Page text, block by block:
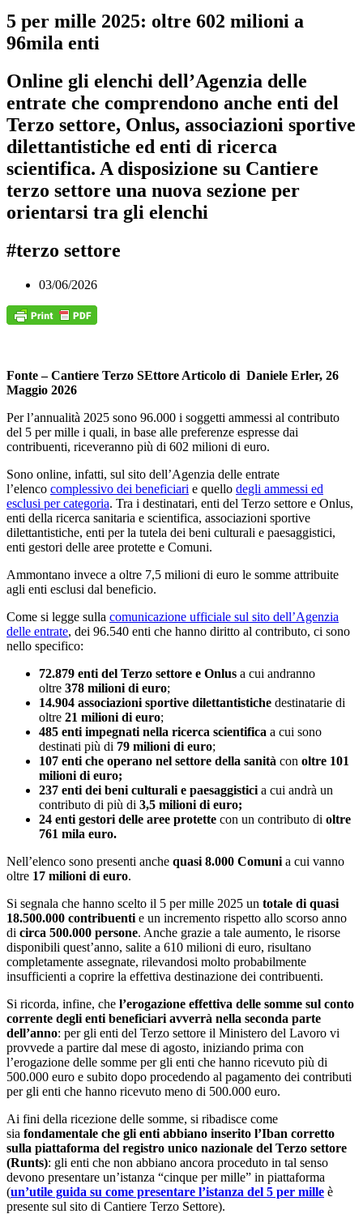
5 per mille 2025: oltre 602 milioni a
96mila enti
Online gli elenchi dell’Agenzia delle
entrate che comprendono anche enti del
Terzo settore, Onlus, associazioni sportive
dilettantistiche ed enti di ricerca
scientifica. A disposizione su Cantiere
terzo settore una nuova sezione per
orientarsi tra gli elenchi
#terzo settore
03/06/2026
Fonte – Cantiere Terzo SEttore Articolo di Daniele Erler, 26
Maggio 2026
Per l’annualità 2025 sono 96.000 i soggetti ammessi al contributo
del 5 per mille i quali, in base alle preferenze espresse dai
contribuenti, riceveranno più di 602 milioni di euro.
Sono online, infatti, sul sito dell’Agenzia delle entrate
l’elenco complessivo dei beneficiari e quello degli ammessi ed
esclusi per categoria. Tra i destinatari, enti del Terzo settore e Onlus,
enti della ricerca sanitaria e scientifica, associazioni sportive
dilettantistiche, enti per la tutela dei beni culturali e paesaggistici,
enti gestori delle aree protette e Comuni.
Ammontano invece a oltre 7,5 milioni di euro le somme attribuite
agli enti esclusi dal beneficio.
Come si legge sulla comunicazione ufficiale sul sito dell’Agenzia
delle entrate, dei 96.540 enti che hanno diritto al contributo, ci sono
nello specifico:
72.879 enti del Terzo settore e Onlus a cui andranno
oltre 378 milioni di euro;
14.904 associazioni sportive dilettantistiche destinatarie di
oltre 21 milioni di euro;
485 enti impegnati nella ricerca scientifica a cui sono
destinati più di 79 milioni di euro;
107 enti che operano nel settore della sanità con oltre 101
milioni di euro;
237 enti dei beni culturali e paesaggistici a cui andrà un
contributo di più di 3,5 milioni di euro;
24 enti gestori delle aree protette con un contributo di oltre
761 mila euro.
Nell’elenco sono presenti anche quasi 8.000 Comuni a cui vanno
oltre 17 milioni di euro.
Si segnala che hanno scelto il 5 per mille 2025 un totale di quasi
18.500.000 contribuenti e un incremento rispetto allo scorso anno
di circa 500.000 persone. Anche grazie a tale aumento, le risorse
disponibili quest’anno, salite a 610 milioni di euro, risultano
completamente assegnate, rilevandosi molto probabilmente
insufficienti a coprire la effettiva destinazione dei contribuenti.
Si ricorda, infine, che l’erogazione effettiva delle somme sul conto
corrente degli enti beneficiari avverrà nella seconda parte
dell’anno: per gli enti del Terzo settore il Ministero del Lavoro vi
provvede a partire dal mese di agosto, iniziando prima con
l’erogazione delle somme per gli enti che hanno ricevuto più di
500.000 euro e subito dopo procedendo al pagamento dei contributi
per gli enti che hanno ricevuto meno di 500.000 euro.
Ai fini della ricezione delle somme, si ribadisce come
sia fondamentale che gli enti abbiano inserito l’Iban corretto
sulla piattaforma del registro unico nazionale del Terzo settore
(Runts): gli enti che non abbiano ancora proceduto in tal senso
devono presentare un’istanza “cinque per mille” in piattaforma
(un’utile guida su come presentare l’istanza del 5 per mille è
presente sul sito di Cantiere Terzo Settore).